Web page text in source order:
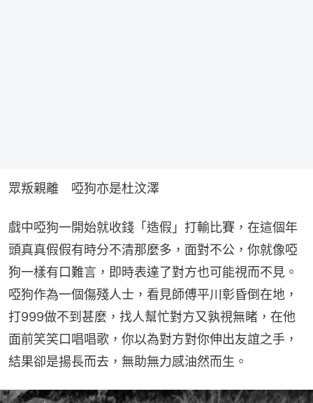
眾叛親離　啞狗亦是杜汶澤
戲中啞狗一開始就收錢「造假」打輸比賽，在這個年
頭真真假假有時分不清那麼多，面對不公，你就像啞
狗一樣有口難言，即時表達了對方也可能視而不見。
啞狗作為一個傷殘人士，看見師傅平川彰昏倒在地，
打999做不到甚麼，找人幫忙對方又孰視無睹，在他
面前笑笑口唱唱歌，你以為對方對你伸出友誼之手，
結果卻是揚長而去，無助無力感油然而生。